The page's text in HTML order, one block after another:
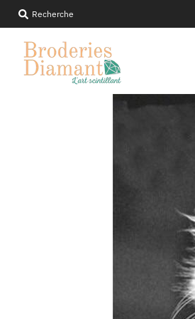
Recherche